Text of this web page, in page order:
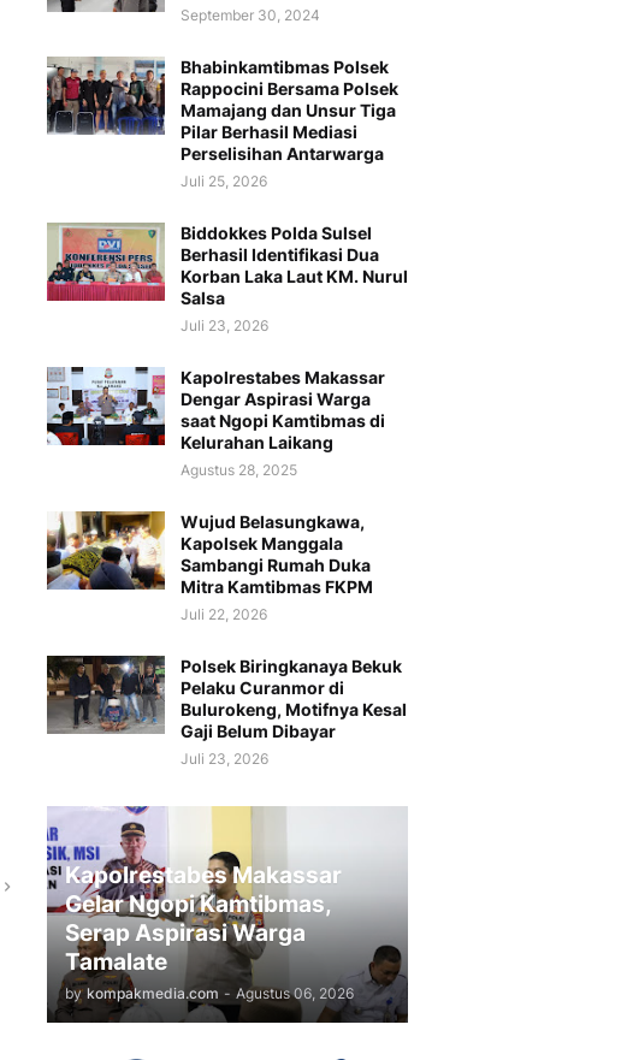
September 30, 2024
Bhabinkamtibmas Polsek
Rappocini Bersama Polsek
Mamajang dan Unsur Tiga
Pilar Berhasil Mediasi
Perselisihan Antarwarga
Juli 25, 2026
Biddokkes Polda Sulsel
Berhasil Identifikasi Dua
Korban Laka Laut KM. Nurul
Salsa
Juli 23, 2026
Kapolrestabes Makassar
Dengar Aspirasi Warga
saat Ngopi Kamtibmas di
Kelurahan Laikang
Agustus 28, 2025
Wujud Belasungkawa,
Kapolsek Manggala
Sambangi Rumah Duka
Mitra Kamtibmas FKPM
Juli 22, 2026
Polsek Biringkanaya Bekuk
Pelaku Curanmor di
Bulurokeng, Motifnya Kesal
Gaji Belum Dibayar
Juli 23, 2026
Kapolrestabes Makassar
Gelar Ngopi Kamtibmas,
Serap Aspirasi Warga
Tamalate
by kompakmedia.com - Agustus 06, 2026